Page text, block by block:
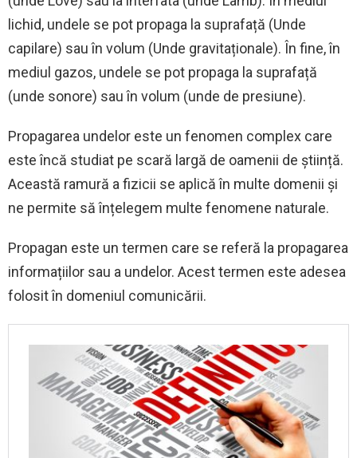
lichid, undele se pot propaga la suprafață (Unde
capilare) sau în volum (Unde gravitaționale). În fine, în
mediul gazos, undele se pot propaga la suprafață
(unde sonore) sau în volum (unde de presiune).
Propagarea undelor este un fenomen complex care
este încă studiat pe scară largă de oamenii de știință.
Această ramură a fizicii se aplică în multe domenii și
ne permite să înțelegem multe fenomene naturale.
Propagan este un termen care se referă la propagarea
informațiilor sau a undelor. Acest termen este adesea
folosit în domeniul comunicării.